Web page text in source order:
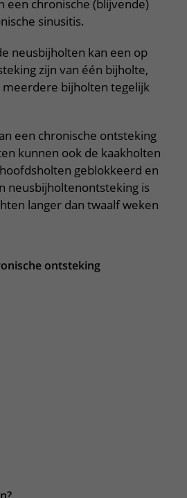
een chronische (blijvende)
sinusitis.
neusbijholten kan een op
zijn van één bijholte,
bijholten tegelijk
een chronische ontsteking
kunnen ook de kaakholten
geblokkeerd en
neusbijholtenontsteking is
langer dan twaalf weken
ontsteking